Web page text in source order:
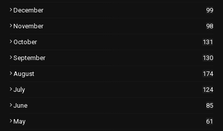
December 99
November 98
October 131
September 130
August 174
July 124
June 85
May 61